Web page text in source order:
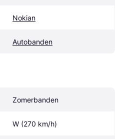
Nokian
Autobanden
Zomerbanden
W (270 km/h)